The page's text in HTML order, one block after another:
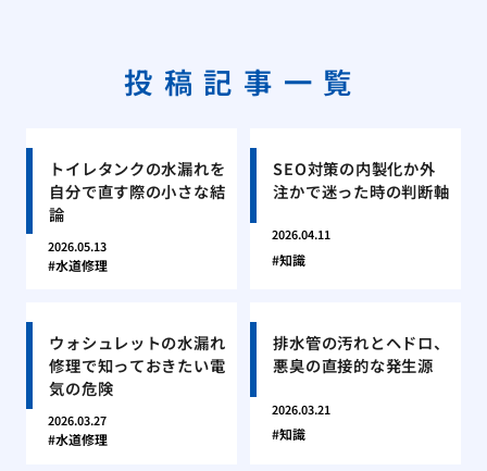
投稿記事一覧
トイレタンクの水漏れを
自分で直す際の小さな結
論
2026.05.13
水道修理
SEO対策の内製化か外
注かで迷った時の判断軸
2026.04.11
知識
ウォシュレットの水漏れ
修理で知っておきたい電
気の危険
2026.03.27
水道修理
排水管の汚れとヘドロ、
悪臭の直接的な発生源
2026.03.21
知識